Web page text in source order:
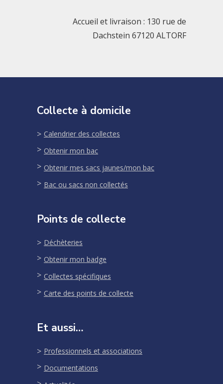
Accueil et livraison : 130 rue de
Dachstein 67120 ALTORF
Collecte à domicile
Calendrier des collectes
Obtenir mon bac
Obtenir mes sacs jaunes/mon bac
Bac ou sacs non collectés
Points de collecte
Déchèteries
Obtenir mon badge
Collectes spécifiques
Carte des points de collecte
Et aussi…
Professionnels et associations
Documentations